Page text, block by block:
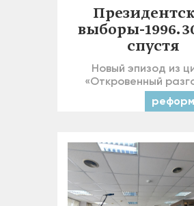
выборы-1996.
спустя
Новый эпизод из
«Откровенный